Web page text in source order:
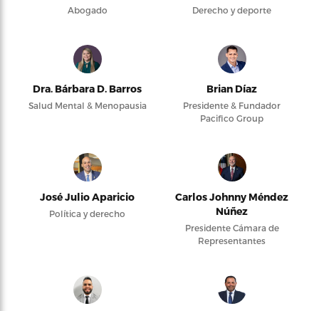
Abogado Derecho y deporte
Dra. Bárbara D. Barros
Salud Mental & Menopausia
Brian Díaz
Presidente & Fundador
Pacifico Group
José Julio Aparicio
Política y derecho
Carlos Johnny Méndez
Núñez
Presidente Cámara de
Representantes